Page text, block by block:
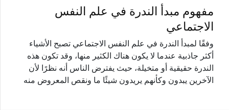
مفهوم مبدأ الندرة في علم النفس
الاجتماعي
وفقًا لمبدأ الندرة في علم النفس الاجتماعي تصبح الأشياء
أكثر جاذبية عندما لا يكون هناك الكثير منها، وقد تكون هذه
الندرة حقيقية أو متخيلة، حيث يفترض الناس أنه نظرًا لأن
الآخرين يبدون وكأنهم يريدون شيئًا ما ونقص المعروض منه